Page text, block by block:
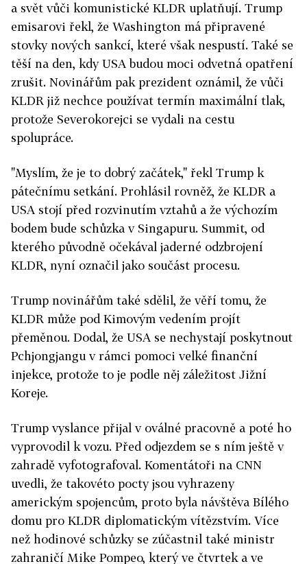
a svět vůči komunistické KLDR uplatňují. Trump
emisarovi řekl, že Washington má připravené
stovky nových sankcí, které však nespustí. Také se
těší na den, kdy USA budou moci odvetná opatření
zrušit. Novinářům pak prezident oznámil, že vůči
KLDR již nechce používat termín maximální tlak,
protože Severokorejci se vydali na cestu
spolupráce.
"Myslím, že je to dobrý začátek," řekl Trump k
pátečnímu setkání. Prohlásil rovněž, že KLDR a
USA stojí před rozvinutím vztahů a že výchozím
bodem bude schůzka v Singapuru. Summit, od
kterého původně očekával jaderné odzbrojení
KLDR, nyní označil jako součást procesu.
Trump novinářům také sdělil, že věří tomu, že
KLDR může pod Kimovým vedením projít
přeměnou. Dodal, že USA se nechystají poskytnout
Pchjongjangu v rámci pomoci velké finanční
injekce, protože to je podle něj záležitost Jižní
Koreje.
Trump vyslance přijal v oválné pracovně a poté ho
vyprovodil k vozu. Před odjezdem se s ním ještě v
zahradě vyfotografoval. Komentátoři na CNN
uvedli, že takovéto pocty jsou vyhrazeny
americkým spojencům, proto byla návštěva Bílého
domu pro KLDR diplomatickým vítězstvím. Více
než hodinové schůzky se zúčastnil také ministr
zahraničí Mike Pompeo, který ve čtvrtek a ve